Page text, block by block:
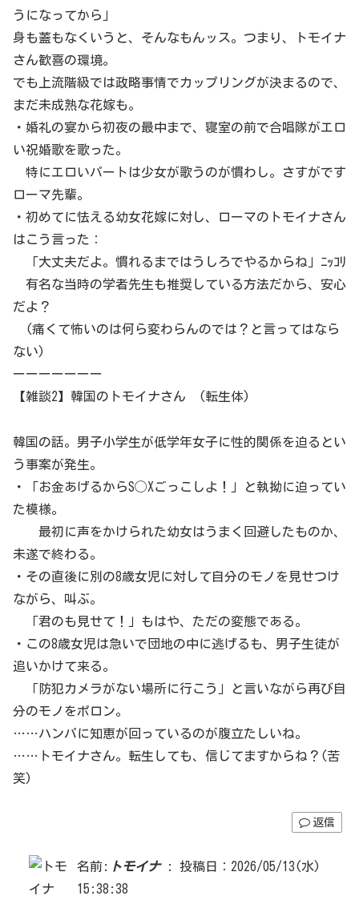
うになってから」
身も蓋もなくいうと、そんなもんッス。つまり、トモイナ
さん歓喜の環境。
でも上流階級では政略事情でカップリングが決まるので、
まだ未成熟な花嫁も。
・婚礼の宴から初夜の最中まで、寝室の前で合唱隊がエロ
い祝婚歌を歌った。
特にエロいパートは少女が歌うのが慣わし。さすがです
ローマ先輩。
・初めてに怯える幼女花嫁に対し、ローマのトモイナさん
はこう言った：
「大丈夫だよ。慣れるまではうしろでやるからね」ﾆｯｺﾘ
有名な当時の学者先生も推奨している方法だから、安心
だよ？
(痛くて怖いのは何ら変わらんのでは？と言ってはなら
ない)
ーーーーーーー
【雑談2】韓国のトモイナさん (転生体)
韓国の話。男子小学生が低学年女子に性的関係を迫るとい
う事案が発生。
・「お金あげるからS◯Xごっこしよ！」と執拗に迫ってい
た模様。
最初に声をかけられた幼女はうまく回避したものか、
未遂で終わる。
・その直後に別の8歳女児に対して自分のモノを見せつけ
ながら、叫ぶ。
「君のも見せて！」もはや、ただの変態である。
・この8歳女児は急いで団地の中に逃げるも、男子生徒が
追いかけて来る。
「防犯カメラがない場所に行こう」と言いながら再び自
分のモノをポロン。
……ハンパに知恵が回っているのが腹立たしいね。
……トモイナさん。転生しても、信じてますからね？(苦
笑)
返信
名前: トモイナ:
投稿日：2026/05/13(水)
15:38:38